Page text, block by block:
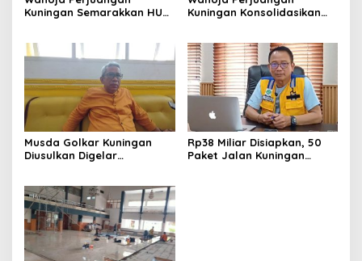
Kuningan Semarakkan HUT
dan Berdaya
Kuningan Konsolidasikan
Muda
Musda Golkar Kuningan
Diusulkan Digelar
Rp38 Miliar Disiapkan, 50
Paket Jalan Kuningan